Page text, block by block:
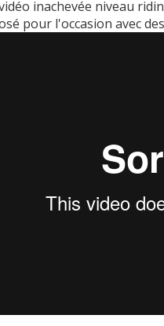
inachevée niveau
pour l'occasion avec